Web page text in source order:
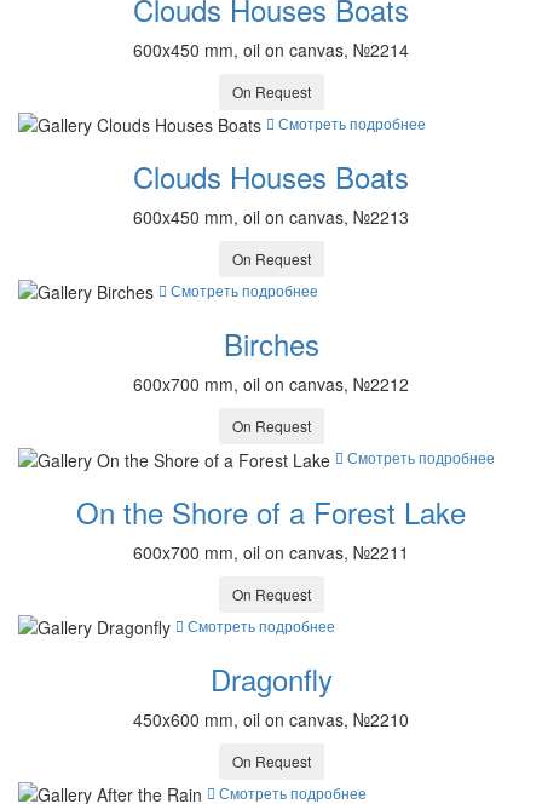
Clouds Houses Boats
600x450 mm, oil on canvas, №2214
On Request
Смотреть подробнее
Clouds Houses Boats
600x450 mm, oil on canvas, №2213
On Request
Смотреть подробнее
Birches
600x700 mm, oil on canvas, №2212
On Request
Смотреть подробнее
On the Shore of a Forest Lake
600x700 mm, oil on canvas, №2211
On Request
Смотреть подробнее
Dragonfly
450x600 mm, oil on canvas, №2210
On Request
Смотреть подробнее